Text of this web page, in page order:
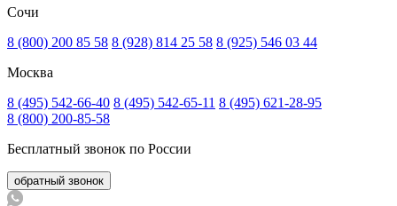
Сочи
8 (800) 200 85 58 8 (928) 814 25 58 8 (925) 546 03 44
Москва
8 (495) 542-66-40 8 (495) 542-65-11 8 (495) 621-28-95
8 (800) 200-85-58
Бесплатный звонок по России
обратный звонок